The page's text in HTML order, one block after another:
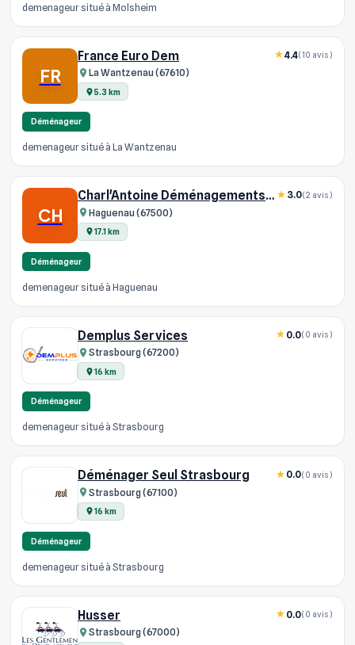
demenageur situé à Molsheim
FR
France Euro Dem
La Wantzenau (67610)
5.3 km
4.4(10 avis)
Déménageur
demenageur situé à La Wantzenau
CH
Charl'Antoine Déménagements Et Logistique
Haguenau (67500)
17.1 km
3.0(2 avis)
Déménageur
demenageur situé à Haguenau
Demplus Services
Strasbourg (67200)
16 km
0.0(0 avis)
Déménageur
demenageur situé à Strasbourg
Déménager Seul Strasbourg
Strasbourg (67100)
16 km
0.0(0 avis)
Déménageur
demenageur situé à Strasbourg
Husser
Strasbourg (67000)
0.0(0 avis)